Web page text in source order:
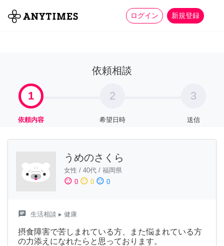
ログイン 新規登録
全て 家事 more_horiz
依頼相談
1
依頼内容
2
希望日時
3
送信
うめのさくら
女性 / 40代 / 福岡県
sentiment_satisfied 0 sentiment_neutral 0 sentiment_dissatisfied 0
chat 生活相談 ▸ 健康
摂食障害で苦しまれている方、また悩まれている方
の力添えになれたらと思っております。